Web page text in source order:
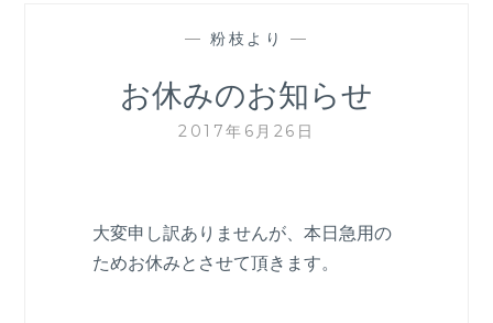
— 粉枝より —
お休みのお知らせ
2017年6月26日
大変申し訳ありませんが、本日急用の
ためお休みとさせて頂きます。